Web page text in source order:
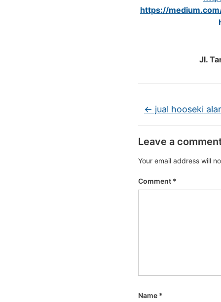
https://
Jl.
← jual hooseki
Leave a
Your email address will
Comment *
Name *